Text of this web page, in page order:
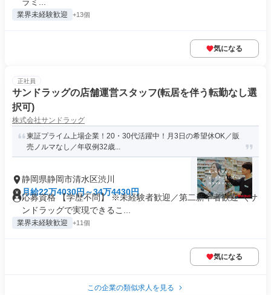
業界未経験歓迎 +13個
気になる
正社員
サンドラッグの店舗運営スタッフ(転居を伴う転勤なし選
択可)
株式会社サンドラッグ
東証プライム上場企業！20・30代活躍中！月3日の希望休OK／販
売ノルマなし／年収例32歳...
静岡県静岡市清水区渋川
月給22万4030円～34万4430円
応募資格 【学歴不問】 ※未経験者歓迎／第二新卒者歓迎 ＼サ
ンドラッグで実現できるこ...
業界未経験歓迎 +11個
気になる
この企業の類似求人を見る